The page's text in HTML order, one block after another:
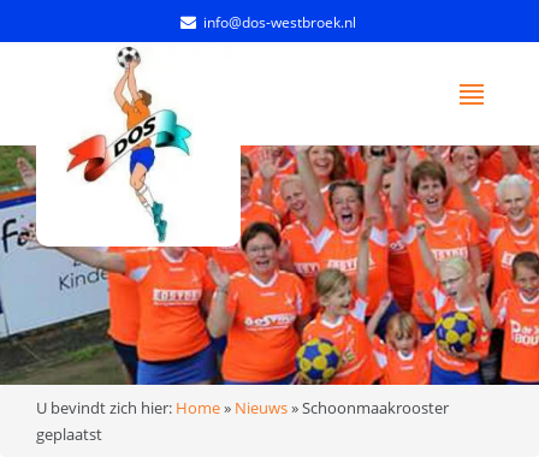
info@dos-westbroek.nl
U bevindt zich hier: Home» Nieuws»Schoonmaakrooster
geplaatst